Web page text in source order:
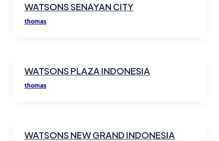
WATSONS SENAYAN CITY
thomas
WATSONS PLAZA INDONESIA
thomas
WATSONS NEW GRAND INDONESIA